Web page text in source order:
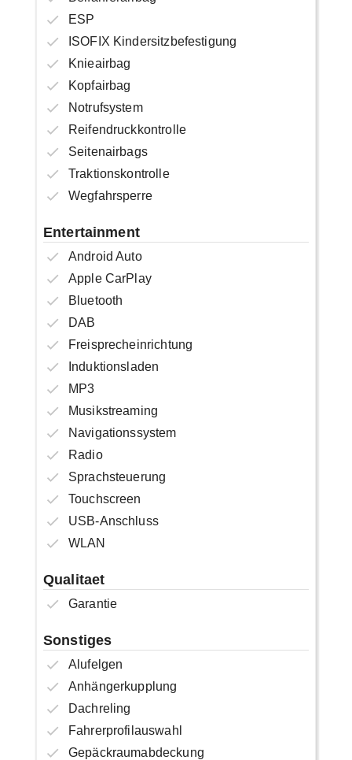
ESP
ISOFIX Kindersitzbefestigung
Knieairbag
Kopfairbag
Notrufsystem
Reifendruckkontrolle
Seitenairbags
Traktionskontrolle
Wegfahrsperre
Entertainment
Android Auto
Apple CarPlay
Bluetooth
DAB
Freisprecheinrichtung
Induktionsladen
MP3
Musikstreaming
Navigationssystem
Radio
Sprachsteuerung
Touchscreen
USB-Anschluss
WLAN
Qualitaet
Garantie
Sonstiges
Alufelgen
Anhängerkupplung
Dachreling
Fahrerprofilauswahl
Gepäckraumabdeckung